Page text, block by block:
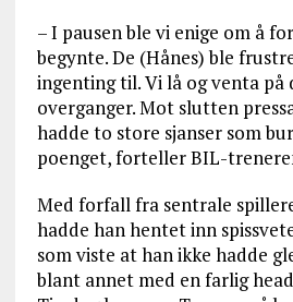
– I pausen ble vi enige om å
begynte. De (Hånes) ble
ingenting til. Vi lå og venta på
overganger. Mot slutten
hadde to store sjanser som
poenget, forteller BIL-
Med forfall fra sentrale
hadde han hentet inn
som viste at han ikke hadde
blant annet med en farlig